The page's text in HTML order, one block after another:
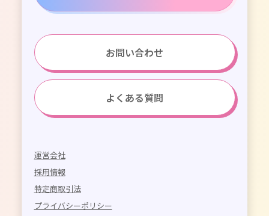
お問い合わせ
よくある質問
運営会社
採用情報
特定商取引法
プライバシーポリシー